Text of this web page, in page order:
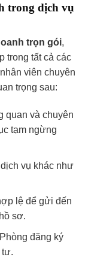
trong dịch vụ
trọn gói,
trong tất cả các
viên chuyên
trọng sau:
quan và chuyên
tạm ngừng
vụ khác như
lệ để gửi đến
sơ.
đăng ký
tư.